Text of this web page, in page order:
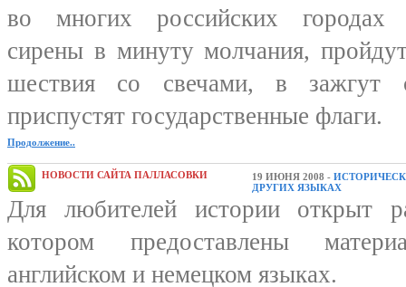
во многих российских городах
сирены в минуту молчания,
шествия со свечами, в зажгут
приспустят государственные флаги.
Продолжение..
НОВОСТИ САЙТА ПАЛЛАСОВКИ 19 ИЮНЯ 2008 -
ДРУГИХ ЯЗЫКАХ
Для любителей истории открыт
котором предоставлены
английском и немецком языках.